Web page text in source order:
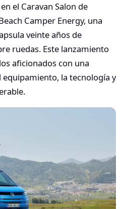
el Caravan Salon de
Camper Energy, una
veinte años de
ruedas. Este lanzamiento
aficionados con una
la tecnología y